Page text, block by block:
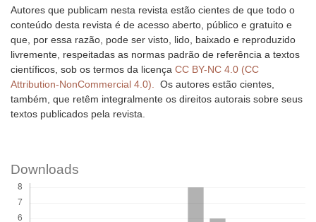
Autores que publicam nesta revista estão cientes de que todo o
conteúdo desta revista é de acesso aberto, público e gratuito e
que, por essa razão, pode ser visto, lido, baixado e reproduzido
livremente, respeitadas as normas padrão de referência a textos
científicos, sob os termos da licença CC BY-NC 4.0 (CC
Attribution-NonCommercial 4.0). Os autores estão cientes,
também, que retêm integralmente os direitos autorais sobre seus
textos publicados pela revista.
Downloads